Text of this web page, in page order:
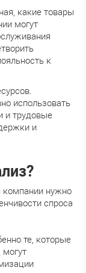
какие товары
могут
к
использовать
и трудовые
и
компании нужно
спроса
те, которые